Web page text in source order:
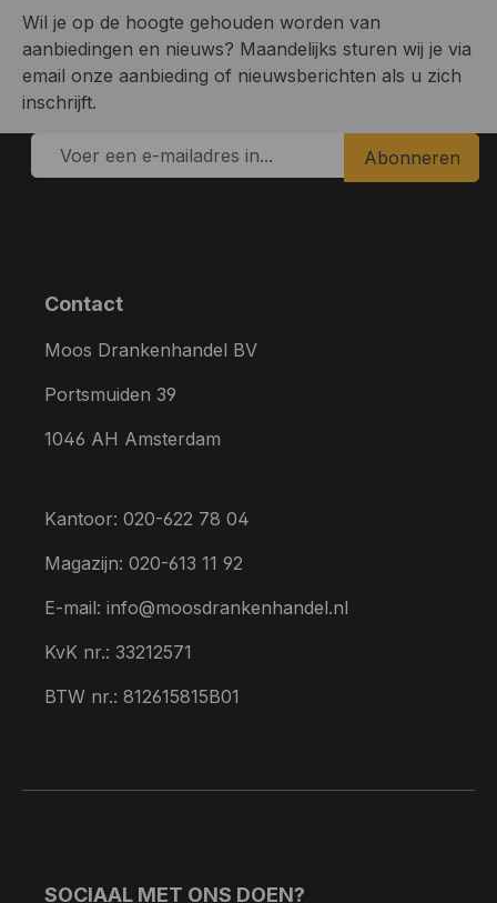
Wil je op de hoogte gehouden worden van
aanbiedingen en nieuws? Maandelijks sturen wij je via
email onze aanbieding of nieuwsberichten als u zich
inschrijft.
Abonneren
Contact
Moos Drankenhandel BV
Portsmuiden 39
1046 AH Amsterdam
Kantoor: 020-622 78 04
Magazijn: 020-613 11 92
E-mail: info@moosdrankenhandel.nl
KvK nr.: 33212571
BTW nr.: 812615815B01
SOCIAAL MET ONS DOEN?